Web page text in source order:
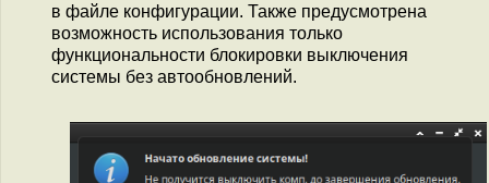
в файле конфигурации. Также предусмотрена
возможность использования только
функциональности блокировки выключения
системы без автообновлений.